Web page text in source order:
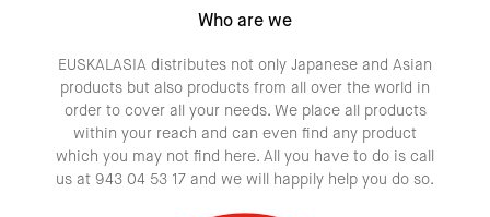
Who are we
EUSKALASIA distributes not only Japanese and Asian
products but also products from all over the world in
order to cover all your needs. We place all products
within your reach and can even find any product
which you may not find here. All you have to do is call
us at 943 04 53 17 and we will happily help you do so.